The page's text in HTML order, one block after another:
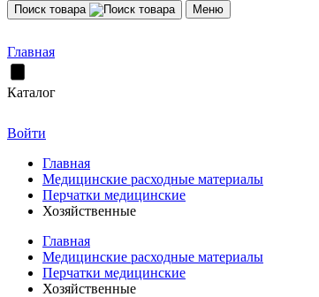
Поиск товара Меню
Главная
Каталог
Войти
Главная
Медицинские расходные материалы
Перчатки медицинские
Хозяйственные
Главная
Медицинские расходные материалы
Перчатки медицинские
Хозяйственные